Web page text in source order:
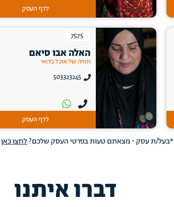
לדף העסק
7575
האלה אבו סיאם
חוויה של אוכל בדואי
503323245
לדף העסק
*בעל/ת עסק - מצאתם טעות בפרטי העסק שלכם?לחצו כאן
דברו איתנו